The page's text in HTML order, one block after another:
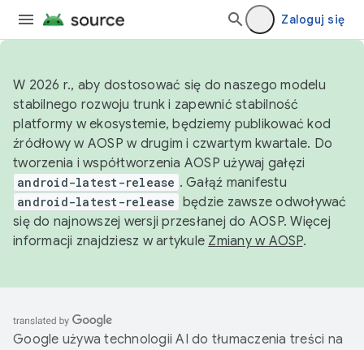
Zaloguj się
W 2026 r., aby dostosować się do naszego modelu
stabilnego rozwoju trunk i zapewnić stabilność
platformy w ekosystemie, będziemy publikować kod
źródłowy w AOSP w drugim i czwartym kwartale. Do
tworzenia i współtworzenia AOSP używaj gałęzi
android-latest-release . Gałąź manifestu
android-latest-release będzie zawsze odwoływać
się do najnowszej wersji przesłanej do AOSP. Więcej
informacji znajdziesz w artykule Zmiany w AOSP.
Google używa technologii AI do tłumaczenia treści na